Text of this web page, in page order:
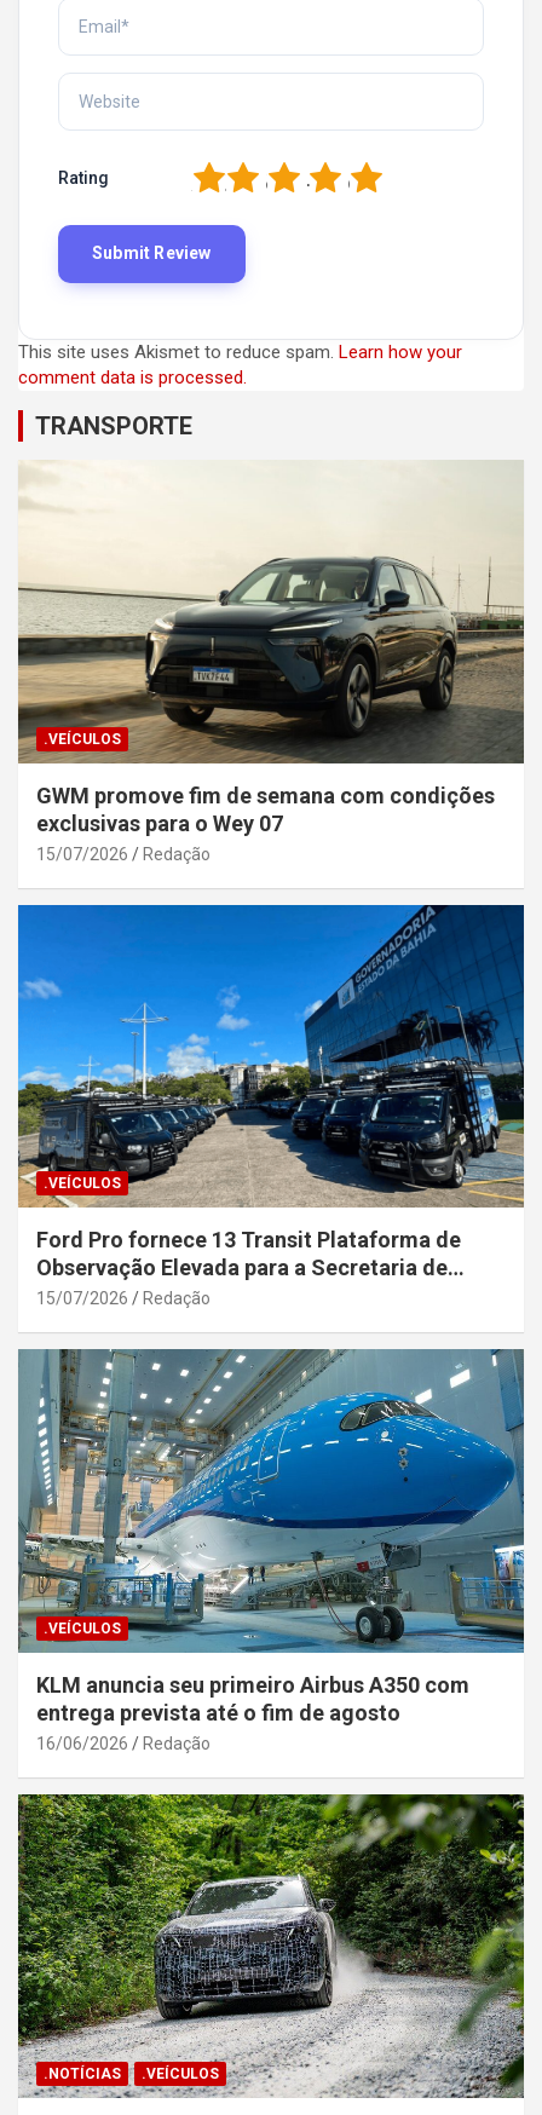
Rating 5
4
3
2
This site uses Akismet to reduce spam. Learn how your
comment data is processed.
TRANSPORTE
.VEÍCULOS
GWM promove fim de semana com condições
exclusivas para o Wey 07
15/07/2026 Redação
.VEÍCULOS
Ford Pro fornece 13 Transit Plataforma de
Observação Elevada para a Secretaria de
Segurança Pública da Bahia
15/07/2026 Redação
.VEÍCULOS
KLM anuncia seu primeiro Airbus A350 com
entrega prevista até o fim de agosto
16/06/2026 Redação
.NOTÍCIAS .VEÍCULOS